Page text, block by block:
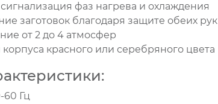
фаз нагрева и охлаждения
заготовок благодаря защите обеих рук
от 2 до 4 атмосфер
красного или серебряного цвета
60 Гц